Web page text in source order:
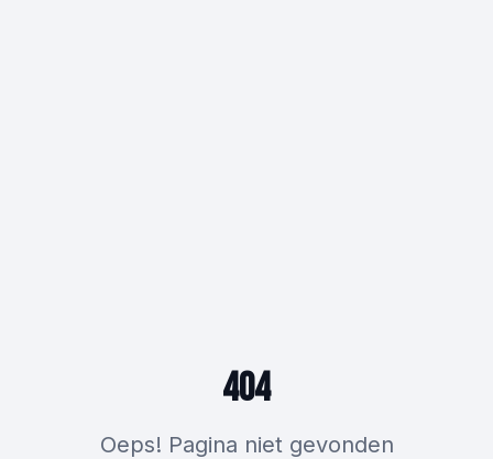
404
Oeps! Pagina niet gevonden